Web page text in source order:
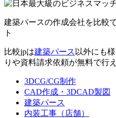
建築パースの作成会社を比較
ト
比較jpは建築パース 以外にも
りや資料請求依頼が無料で行
3DCG/CG制作
CAD作成・3DCAD製図
建築パース
内装工事（店舗）